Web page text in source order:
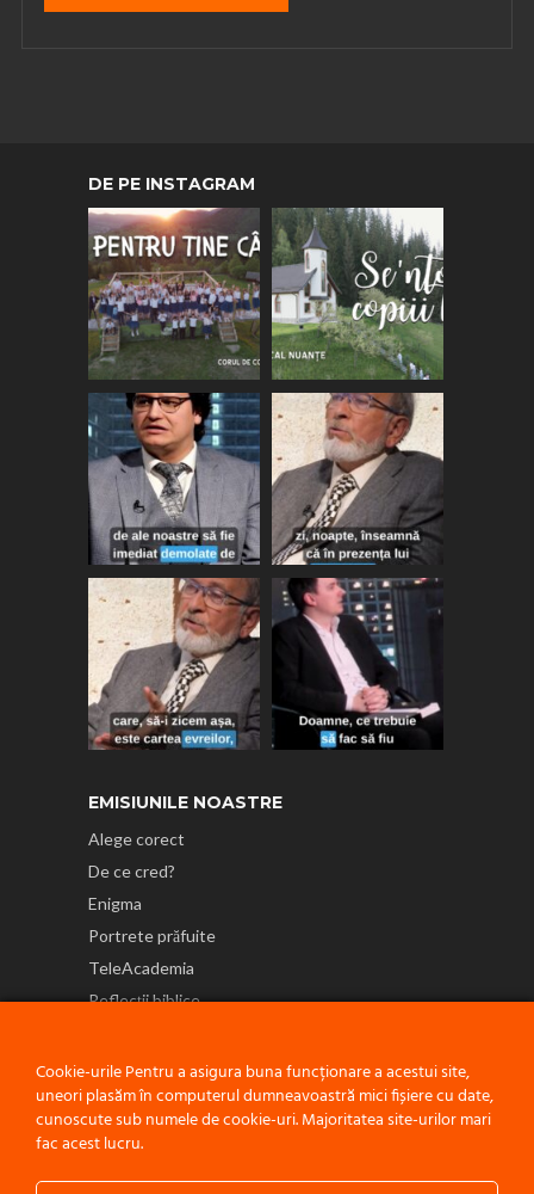
DE PE INSTAGRAM
EMISIUNILE NOASTRE
Alege corect
De ce cred?
Enigma
Portrete prăfuite
TeleAcademia
Reflecții biblice
Politică de confidențialitate
Cookie-urile Pentru a asigura buna funcționare a acestui site,
uneori plasăm în computerul dumneavoastră mici fișiere cu date,
cunoscute sub numele de cookie-uri. Majoritatea site-urilor mari
fac acest lucru.